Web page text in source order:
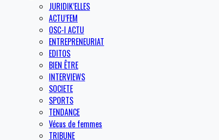
JURIDIK’ELLES
ACTU’FEM
OSC-I ACTU
ENTREPRENEURIAT
EDITOS
BIEN ÊTRE
INTERVIEWS
SOCIETE
SPORTS
TENDANCE
Vécus de femmes
TRIBUNE